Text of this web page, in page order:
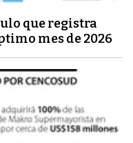
que registra
mes de 2026